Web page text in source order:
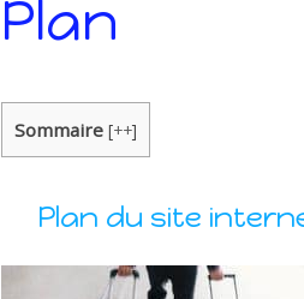
Plan
Sommaire [++]
Plan du site